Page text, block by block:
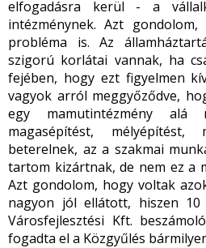
elfogadásra kerül - a
intézménynek. Azt
probléma is. Az
szigorú korlátai vannak, ha
fejében, hogy ezt figyelmen
vagyok arról meggyőződve,
egy mamutintézmény alá
magasépítést, mélyépítést,
beterelnek, az a szakmai
tartom kizártnak, de nem ez a
Azt gondolom, hogy voltak
nagyon jól ellátott, hiszen
Városfejlesztési Kft.
fogadta el a Közgyűlés